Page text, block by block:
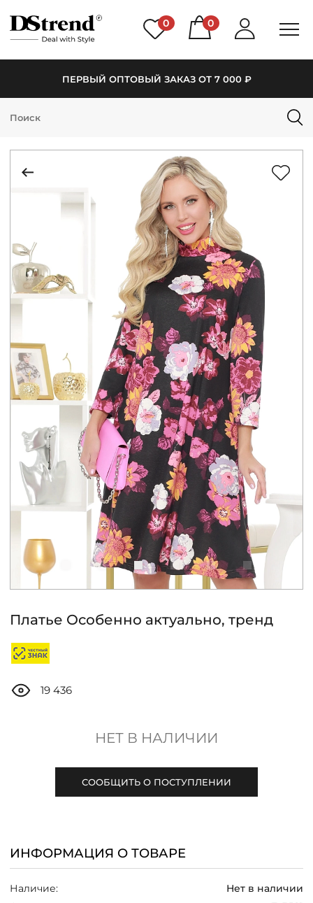
0 0
ПЕРВЫЙ ОПТОВЫЙ ЗАКАЗ ОТ 7 000 ₽
КАТАЛОГ
НОВИНКИ
PREMIUM
РАСПРОДАЖА
АКЦИИ
ЖУРНАЛ
СКИДКИ
ЧАСТО ЗАДАВАЕМЫЕ ВОПРОСЫ
ОПТОВЫМ ПОКУПАТЕЛЯМ
РОЗНИЧНЫМ ПОКУПАТЕЛЯМ
MANAGER@DSTREND.RU
ЗАКАЗАТЬ ЗВОНОК
Платье Особенно актуально, тренд
19 436
НЕТ В НАЛИЧИИ
СООБЩИТЬ О ПОСТУПЛЕНИИ
ИНФОРМАЦИЯ О ТОВАРЕ
Наличие:
Нет в наличии